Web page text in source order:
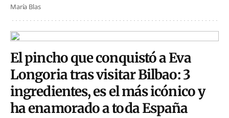
María Blas
El pincho que conquistó a Eva
Longoria tras visitar Bilbao: 3
ingredientes, es el más icónico y
ha enamorado a toda España